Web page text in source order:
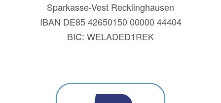
Sparkasse-Vest Recklinghausen
IBAN DE85 42650150 00000 44404
BIC: WELADED1REK